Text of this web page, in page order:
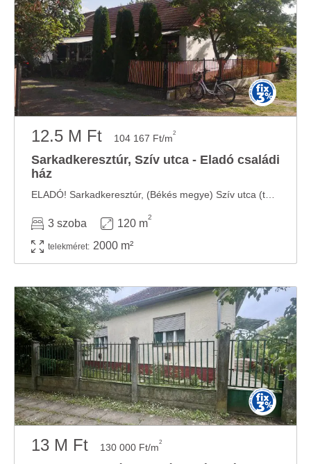
12.5 M Ft 104 167 Ft/m2
Sarkadkeresztúr, Szív utca - Eladó családi
ház
3 szoba 120 m
2
telekméret: 2000 m²
13 M Ft 130 000 Ft/m2